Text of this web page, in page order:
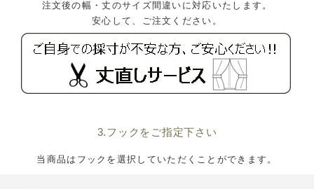
注文後の幅・丈のサイズ間違いに対応いたします。
安心して、ご注文ください。
3.フックをご指定下さい
当商品はフックを選択していただくことができます。